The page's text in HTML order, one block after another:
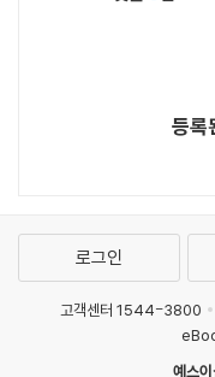
등록
로그인
고객센터 1544-3800
예스